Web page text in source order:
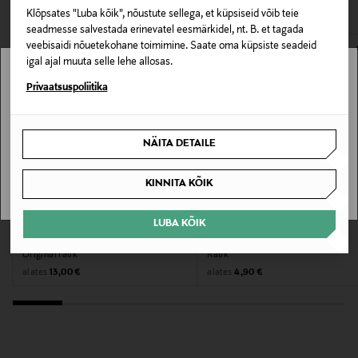
Klõpsates "Luba kõik", nõustute sellega, et küpsiseid võib teie
seadmesse salvestada erinevatel eesmärkidel, nt. B. et tagada
veebisaidi nõuetekohane toimimine. Saate oma küpsiste seadeid
igal ajal muuta selle lehe allosas.
Privaatsuspoliitika
NÄITA DETAILE
KINNITA KÕIK
LUBA KÕIK
Hooldusjuhendid
Masinpesu. Järgige toote hooldus- ja pesemisjuhiseid
76 PLATINUM/WHITE
SAKSAMAA
LEXINGTON
Original rätik
alates Original Price
13,00 €
CASA STOCKMANN
Rätik
alates Original Price
4,90 €
Stockmann pole Sinu riigis saadaval.
SAAN ARU